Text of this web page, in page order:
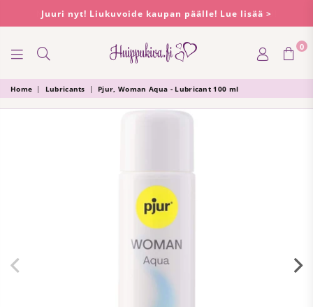
Juuri nyt! Liukuvoide kaupan päälle! Lue lisää >
HUIPPUKIVA
0
Home | Lubricants | Pjur, Woman Aqua - Lubricant 100 ml